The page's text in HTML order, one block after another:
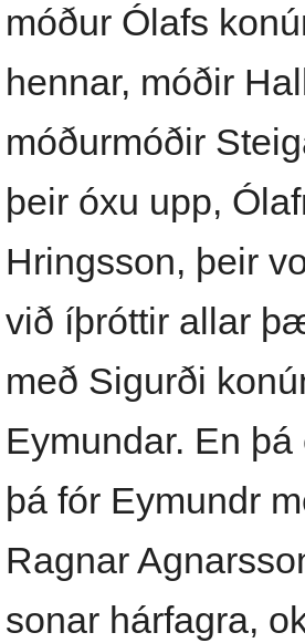
móður Ólafs
hennar, móðir
móðurmóðir
þeir óxu upp,
Hringsson, þeir
við íþróttir allar
með Sigurði
Eymundar. En
þá fór Eymundr
Ragnar
sonar hárfagra,